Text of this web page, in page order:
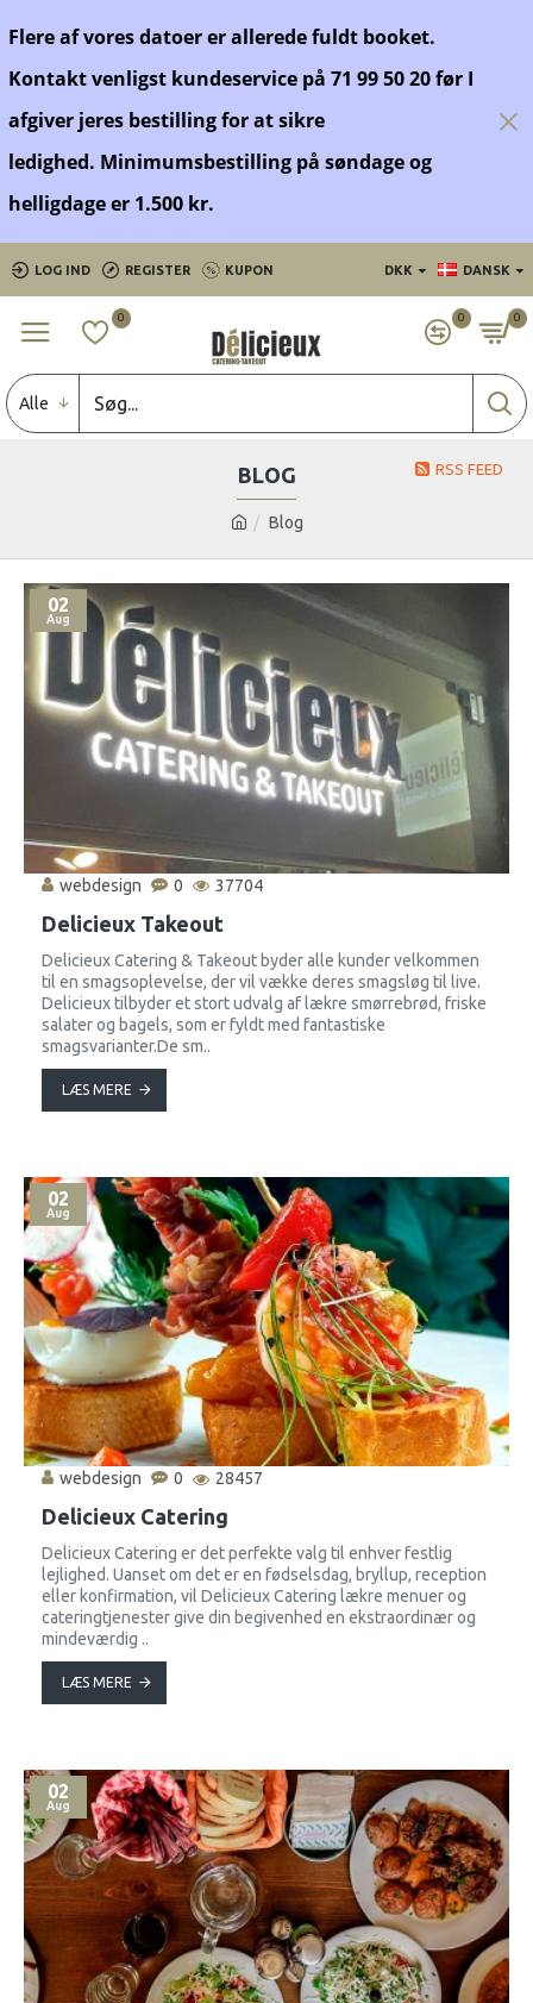
Flere af vores datoer er allerede fuldt booket.
Kontakt venligst kundeservice på 71 99 50 20 før I
afgiver jeres bestilling for at sikre
ledighed. Minimumsbestilling på søndage og
helligdage er 1.500 kr.
LOG IND REGISTER KUPON DKK DANSK
0 0 0
Alle
Blog
BLOG RSS FEED
02
Aug
webdesign 0 37704
Delicieux Takeout
Delicieux Catering & Takeout byder alle kunder velkommen
til en smagsoplevelse, der vil vække deres smagsløg til live.
Delicieux tilbyder et stort udvalg af lækre smørrebrød, friske
salater og bagels, som er fyldt med fantastiske
smagsvarianter.De sm..
LÆS MERE
02
Aug
webdesign 0 28457
Delicieux Catering
Delicieux Catering er det perfekte valg til enhver festlig
lejlighed. Uanset om det er en fødselsdag, bryllup, reception
eller konfirmation, vil Delicieux Catering lækre menuer og
cateringtjenester give din begivenhed en ekstraordinær og
mindeværdig ..
LÆS MERE
02
Aug